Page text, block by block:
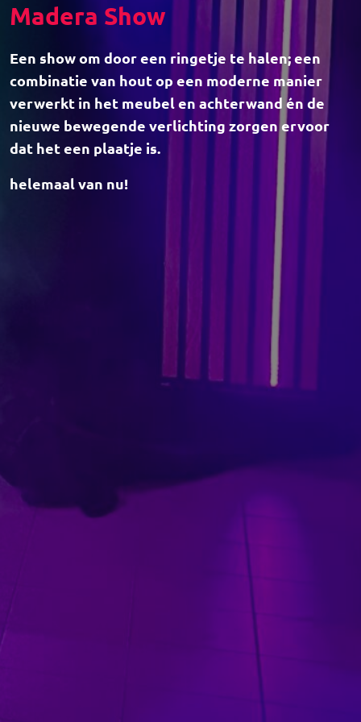
Madera Show
Een show om door een ringetje te halen; een
combinatie van hout op een moderne manier
verwerkt in het meubel en achterwand én de
nieuwe bewegende verlichting zorgen ervoor
dat het een plaatje is.
helemaal van nu!